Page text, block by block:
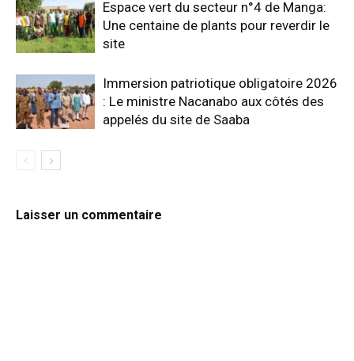
Espace vert du secteur n°4 de Manga:
Une centaine de plants pour reverdir le
site
Immersion patriotique obligatoire 2026
: Le ministre Nacanabo aux côtés des
appelés du site de Saaba
Laisser un commentaire